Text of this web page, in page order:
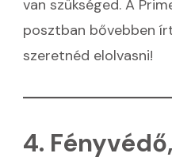
van szükséged. A
posztban bővebben
szeretnéd elolvasni!
4.